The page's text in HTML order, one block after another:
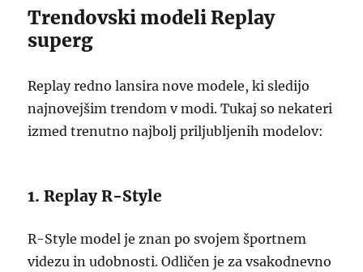
Trendovski modeli Replay
superg
Replay redno lansira nove modele, ki sledijo
najnovejšim trendom v modi. Tukaj so nekateri
izmed trenutno najbolj priljubljenih modelov:
1. Replay R-Style
R-Style model je znan po svojem športnem
videzu in udobnosti. Odličen je za vsakodnevno